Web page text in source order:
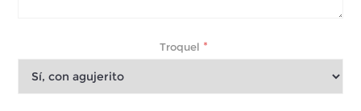
Troquel *